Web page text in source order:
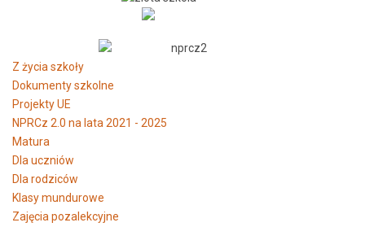
Z życia szkoły
Dokumenty szkolne
Projekty UE
NPRCz 2.0 na lata 2021 - 2025
Matura
Dla uczniów
Dla rodziców
Klasy mundurowe
Zajęcia pozalekcyjne